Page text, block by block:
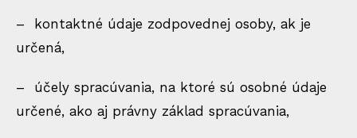
– kontaktné údaje zodpovednej osoby, ak je
určená,
– účely spracúvania, na ktoré sú osobné údaje
určené, ako aj právny základ spracúvania,